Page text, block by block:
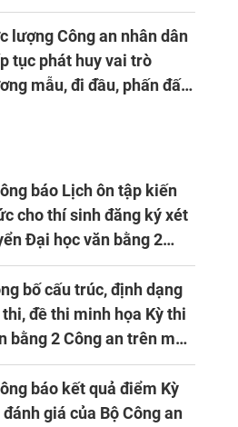
lượng Công an nhân dân
tục phát huy vai trò
mẫu, đi đầu, phấn đấu
vụ được giao
báo Lịch ôn tập kiến
cho thí sinh đăng ký xét
Đại học văn bằng 2
mới, mở tại Học viện
năm học 2026 - 2027
bố cấu trúc, định dạng
thi, đề thi minh họa Kỳ thi
bằng 2 Công an trên máy
báo kết quả điểm Kỳ
giá của Bộ Công an